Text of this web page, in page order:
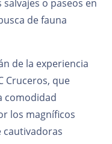
o paseos en
de fauna
de la experiencia
Cruceros, que
comodidad
los magníficos
cautivadoras